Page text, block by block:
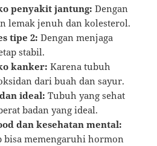
penyakit jantung: Dengan
lemak jenuh dan kolesterol.
tipe 2: Dengan menjaga
stabil.
kanker: Karena tubuh
dari buah dan sayur.
ideal: Tubuh yang sehat
badan yang ideal.
dan kesehatan mental:
bisa memengaruhi hormon